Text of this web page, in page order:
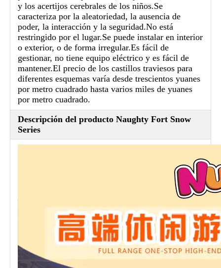
y los acertijos cerebrales de los niños.Se
caracteriza por la aleatoriedad, la ausencia de
poder, la interacción y la seguridad.No está
restringido por el lugar.Se puede instalar en interior
o exterior, o de forma irregular.Es fácil de
gestionar, no tiene equipo eléctrico y es fácil de
mantener.El precio de los castillos traviesos para
diferentes esquemas varía desde trescientos yuanes
por metro cuadrado hasta varios miles de yuanes
por metro cuadrado.
Descripción del producto Naughty Fort Snow
Series